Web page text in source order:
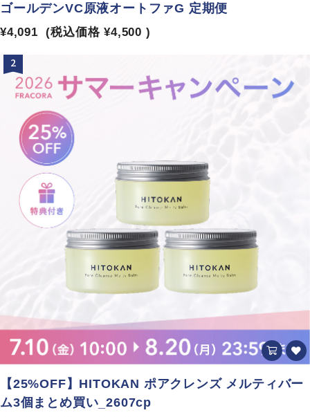
ゴールデンVC原液オートファG 定期便
¥4,091 (税込価格 ¥4,500 )
2
【25%OFF】HITOKAN ポアクレンズ メルティバー
ム3個まとめ買い_2607cp